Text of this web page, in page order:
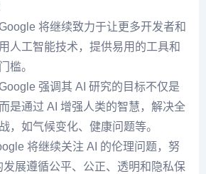
将继续致力于让更多开发者和
人工智能技术，提供易用的工具和
槛。
强调其 AI 研究的目标不仅是
是通过 AI 增强人类的智慧，解决全
，如气候变化、健康问题等。
将继续关注 AI 的伦理问题，努
发展遵循公平、公正、透明和隐私保